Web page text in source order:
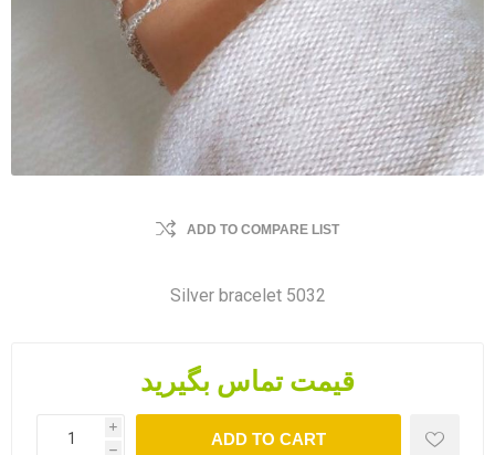
ADD TO COMPARE LIST
Silver bracelet 5032
قیمت تماس بگیرید
i
h
ADD TO CART